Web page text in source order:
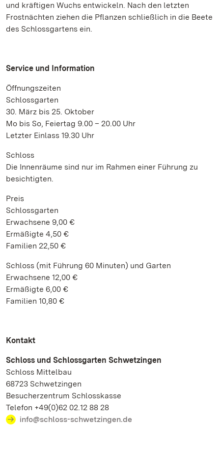
und kräftigen Wuchs entwickeln. Nach den letzten
Frostnächten ziehen die Pflanzen schließlich in die Beete
des Schlossgartens ein.
Service und Information
Öffnungszeiten
Schlossgarten
30. März bis 25. Oktober
Mo bis So, Feiertag 9.00 – 20.00 Uhr
Letzter Einlass 19.30 Uhr
Schloss
Die Innenräume sind nur im Rahmen einer Führung zu
besichtigten.
Preis
Schlossgarten
Erwachsene 9,00 €
Ermäßigte 4,50 €
Familien 22,50 €
Schloss (mit Führung 60 Minuten) und Garten
Erwachsene 12,00 €
Ermäßigte 6,00 €
Familien 10,80 €
Kontakt
Schloss und Schlossgarten Schwetzingen
Schloss Mittelbau
68723 Schwetzingen
Besucherzentrum Schlosskasse
Telefon +49(0)62 02.12 88 28
info@schloss-schwetzingen.de